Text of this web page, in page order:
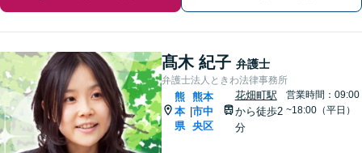
髙木 紀子 弁護士
弁護士法人ときわ法律事務所
熊
本
県
熊本
市中
央区
花畑町駅
から徒歩2
分
営業時間：09:00
~18:00（平日）